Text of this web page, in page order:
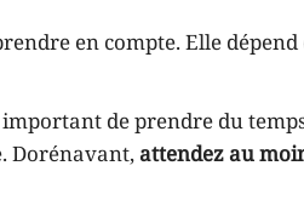
en compte. Elle
de prendre du
Dorénavant, attendez au